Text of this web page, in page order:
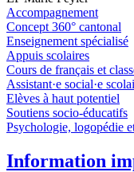
Accompagnement
Concept 360° cantonal
Enseignement spécialisé
Appuis scolaires
Cours de français et
Assistant·e social·e
Elèves à haut potentiel
Soutiens socio-éducatifs
Psychologie, logopédie
Information